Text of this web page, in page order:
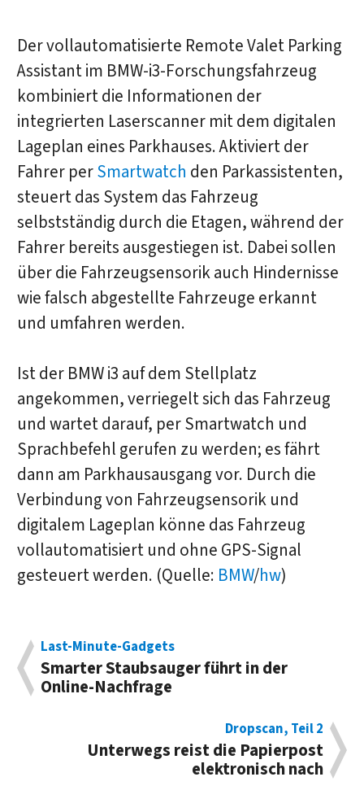
Der vollautomatisierte Remote Valet Parking
Assistant im BMW-i3-Forschungsfahrzeug
kombiniert die Informationen der
integrierten Laserscanner mit dem digitalen
Lageplan eines Parkhauses. Aktiviert der
Fahrer perSmartwatch den Parkassistenten,
steuert das System das Fahrzeug
selbstständig durch die Etagen, während der
Fahrer bereits ausgestiegen ist. Dabei sollen
über die Fahrzeugsensorik auch Hindernisse
wie falsch abgestellte Fahrzeuge erkannt
und umfahren werden.
Ist der BMW i3 auf dem Stellplatz
angekommen, verriegelt sich das Fahrzeug
und wartet darauf, per Smartwatch und
Sprachbefehl gerufen zu werden; es fährt
dann am Parkhausausgang vor. Durch die
Verbindung von Fahrzeugsensorik und
digitalem Lageplan könne das Fahrzeug
vollautomatisiert und ohne GPS-Signal
gesteuert werden. (Quelle: BMW/hw)
Last-Minute-Gadgets
Smarter Staubsauger führt in der
Online-Nachfrage
Dropscan, Teil 2
Unterwegs reist die Papierpost
elektronisch nach